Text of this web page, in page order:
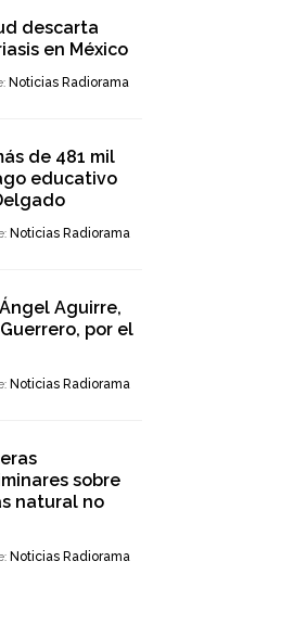
descarta
en México
Noticias Radiorama
de 481 mil
educativo
Noticias Radiorama
Aguirre,
por el
Noticias Radiorama
sobre
natural no
Noticias Radiorama